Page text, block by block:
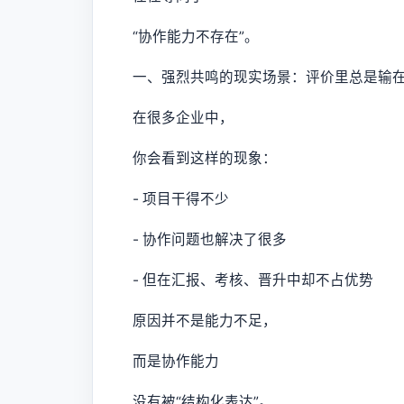
“协作能力不存在”。
一、强烈共鸣的现实场景：评价里总是输
在很多企业中，
你会看到这样的现象：
- 项目干得不少
- 协作问题也解决了很多
- 但在汇报、考核、晋升中却不占优势
原因并不是能力不足，
而是协作能力